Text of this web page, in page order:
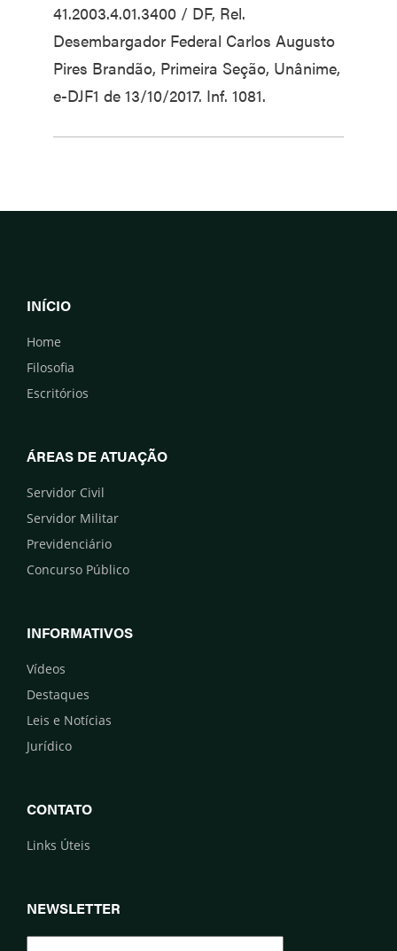
41.2003.4.01.3400 / DF, Rel.
Desembargador Federal Carlos Augusto
Pires Brandão, Primeira Seção, Unânime,
e-DJF1 de 13/10/2017. Inf. 1081.
INÍCIO
Home
Filosofia
Escritórios
ÁREAS DE ATUAÇÃO
Servidor Civil
Servidor Militar
Previdenciário
Concurso Público
INFORMATIVOS
Vídeos
Destaques
Leis e Notícias
Jurídico
CONTATO
Links Úteis
NEWSLETTER